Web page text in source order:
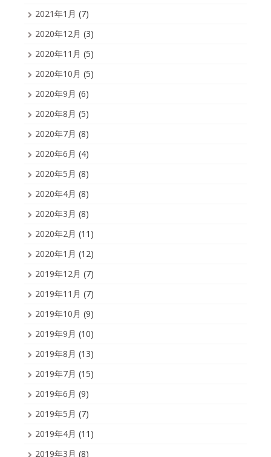
2021年1月 (7)
2020年12月 (3)
2020年11月 (5)
2020年10月 (5)
2020年9月 (6)
2020年8月 (5)
2020年7月 (8)
2020年6月 (4)
2020年5月 (8)
2020年4月 (8)
2020年3月 (8)
2020年2月 (11)
2020年1月 (12)
2019年12月 (7)
2019年11月 (7)
2019年10月 (9)
2019年9月 (10)
2019年8月 (13)
2019年7月 (15)
2019年6月 (9)
2019年5月 (7)
2019年4月 (11)
2019年3月 (8)